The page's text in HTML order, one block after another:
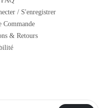
/ S'enregistrer
Commande
& Retours